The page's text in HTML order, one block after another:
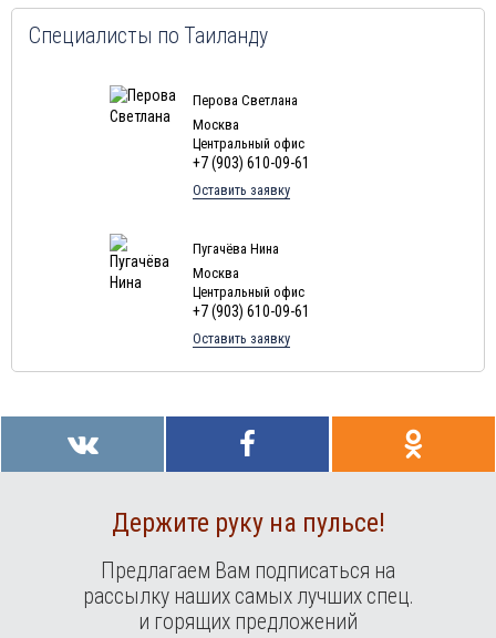
Туры в Италию в августе
Туры в Египет в августе
Туры в Кипр в августе
Туры в Швейцарию в августе
Туры в ОАЭ в августе
Туры в Мальту в августе
Туры в Хорватию в августе
Туры в Чехию в августе
Туры в Финляндию в августе
Туры в Черногорию в августе
Туры в Израиля в августе
Туры в Индию в августе
Туры в Марокко в августе
Туры в Тунис в августе
Туры в Шри-Ланкав августе
Туры в Россию в августе
Туры в Мексику в августе
Специалисты по Таиланду
Перова Светлана
Москва
Центральный офис
+7 (903) 610-09-61
Оставить заявку
Пугачёва Нина
Москва
Центральный офис
+7 (903) 610-09-61
Оставить заявку
Держите руку на пульсе!
Предлагаем Вам подписаться на
рассылку наших самых лучших спец.
и горящих предложений